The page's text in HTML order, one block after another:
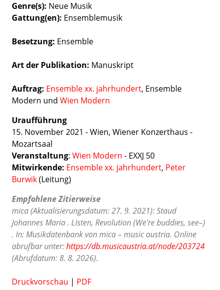
Genre(s) Neue Musik
Gattung(en) Ensemblemusik
Besetzung Ensemble
Art der Publikation Manuskript
Auftrag: Ensemble xx. jahrhundert, Ensemble
Modern und Wien Modern
Uraufführung
15. November 2021 - Wien, Wiener Konzerthaus -
Mozartsaal
Veranstaltung: Wien Modern - EXXJ 50
Mitwirkende: Ensemble xx. jahrhundert, Peter
Burwik(Leitung)
Empfohlene Zitierweise
mica (Aktualisierungsdatum: 27. 9. 2021): Staud
Johannes Maria . Listen, Revolution (We're buddies, see–)
. In: Musikdatenbank von mica – music austria. Online
abrufbar unter:https://db.musicaustria.at/node/203724
(Abrufdatum: 8. 8. 2026).
Druckvorschau | PDF